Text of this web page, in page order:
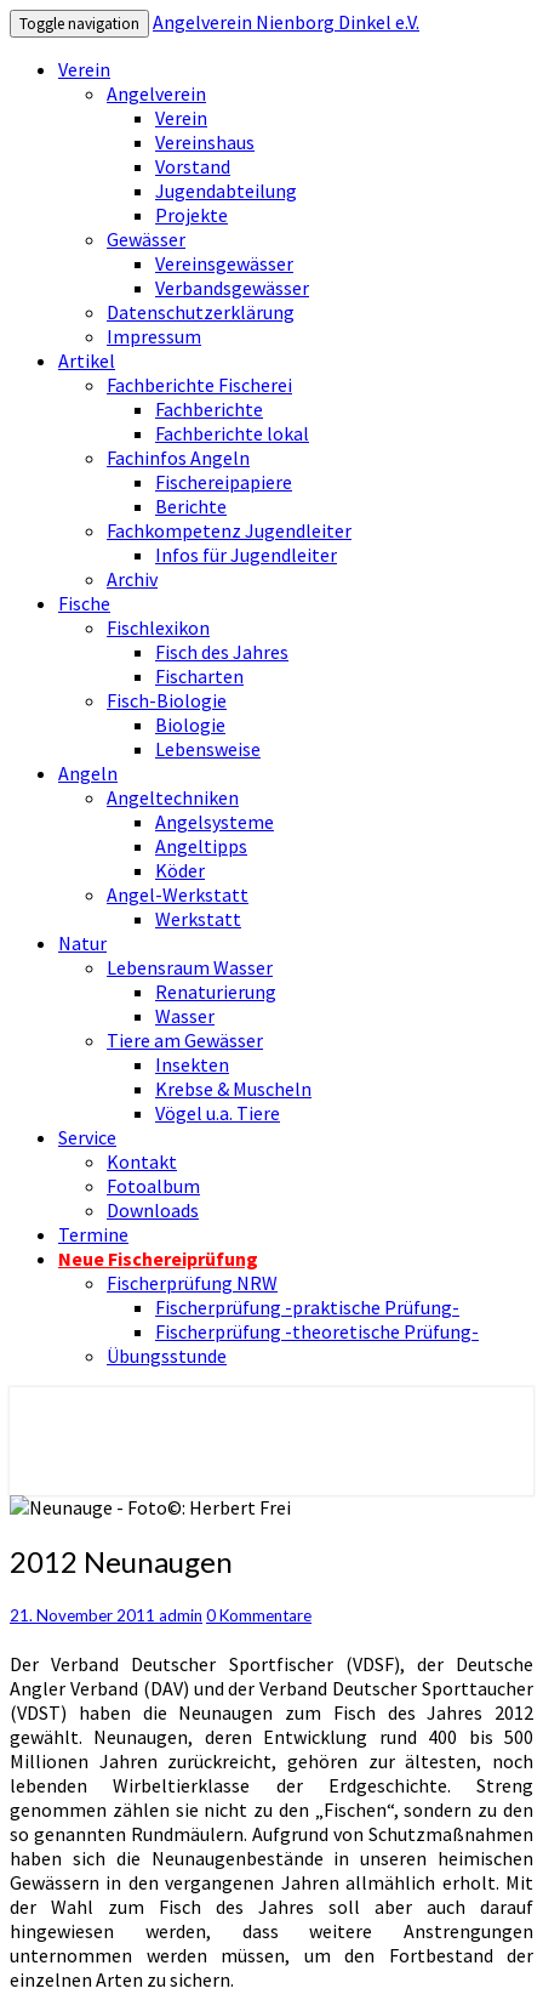
Toggle navigation
Angelverein Nienborg Dinkel e.V.
Verein
Angelverein
Verein
Vereinshaus
Vorstand
Jugendabteilung
Projekte
Gewässer
Vereinsgewässer
Verbandsgewässer
Datenschutzerklärung
Impressum
Artikel
Fachberichte Fischerei
Fachberichte
Fachberichte lokal
Fachinfos Angeln
Fischereipapiere
Berichte
Fachkompetenz Jugendleiter
Infos für Jugendleiter
Archiv
Fische
Fischlexikon
Fisch des Jahres
Fischarten
Fisch-Biologie
Biologie
Lebensweise
Angeln
Angeltechniken
Angelsysteme
Angeltipps
Köder
Angel-Werkstatt
Werkstatt
Natur
Lebensraum Wasser
Renaturierung
Wasser
Tiere am Gewässer
Insekten
Krebse & Muscheln
Vögel u.a. Tiere
Service
Kontakt
Fotoalbum
Downloads
Termine
Neue Fischereiprüfung
Fischerprüfung NRW
Fischerprüfung -praktische Prüfung-
Fischerprüfung -theoretische Prüfung-
Übungsstunde
2012
Neunaugen
2012 Neunaugen
21. November 2011 admin Kommentare
0 Kommentare
Der Verband Deutscher Sportfischer (VDSF), der Deutsche
Angler Verband (DAV) und der Verband Deutscher Sporttaucher
(VDST) haben die Neunaugen zum Fisch des Jahres 2012
gewählt. Neunaugen, deren Entwicklung rund 400 bis 500
Millionen Jahren zurückreicht, gehören zur ältesten, noch
lebenden Wirbeltierklasse der Erdgeschichte. Streng
genommen zählen sie nicht zu den „Fischen“, sondern zu den
so genannten Rundmäulern. Aufgrund von Schutzmaßnahmen
haben sich die Neunaugenbestände in unseren heimischen
Gewässern in den vergangenen Jahren allmählich erholt. Mit
der Wahl zum Fisch des Jahres soll aber auch darauf
hingewiesen werden, dass weitere Anstrengungen
unternommen werden müssen, um den Fortbestand der
einzelnen Arten zu sichern.